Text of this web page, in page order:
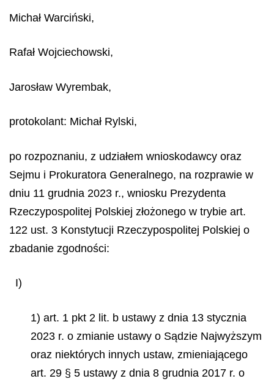
Michał Warciński,
Rafał Wojciechowski,
Jarosław Wyrembak,
protokolant: Michał Rylski,
po rozpoznaniu, z udziałem wnioskodawcy oraz
Sejmu i Prokuratora Generalnego, na rozprawie w
dniu 11 grudnia 2023 r., wniosku Prezydenta
Rzeczypospolitej Polskiej złożonego w trybie art.
122 ust. 3 Konstytucji Rzeczypospolitej Polskiej o
zbadanie zgodności:
I)
1) art. 1 pkt 2 lit. b ustawy z dnia 13 stycznia
2023 r. o zmianie ustawy o Sądzie Najwyższym
oraz niektórych innych ustaw, zmieniającego
art. 29 § 5 ustawy z dnia 8 grudnia 2017 r. o